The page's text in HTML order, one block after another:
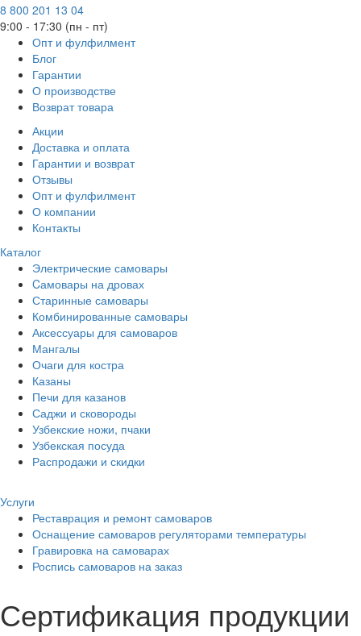
8 800 201 13 04
9:00 - 17:30 (пн - пт)
Опт и фулфилмент
Блог
Гарантии
О производстве
Возврат товара
Акции
Доставка и оплата
Гарантии и возврат
Отзывы
Опт и фулфилмент
О компании
Контакты
Каталог
Электрические самовары
Cамовары на дровах
Старинные самовары
Комбинированные самовары
Аксессуары для самоваров
Мангалы
Очаги для костра
Казаны
Печи для казанов
Саджи и сковороды
Узбекские ножи, пчаки
Узбекская посуда
Распродажи и скидки
Услуги
Реставрация и ремонт самоваров
Оснащение самоваров регуляторами температуры
Гравировка на самоварах
Роспись самоваров на заказ
Сертификация продукции